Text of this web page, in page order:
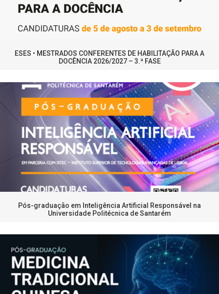
ESES • MESTRADOS CONFERENTES DE HABILITAÇÃO PARA A
DOCÊNCIA 2026/2027 – 3.ª FASE
Pós-graduação em Inteligência Artificial Responsável na
Universidade Politécnica de Santarém